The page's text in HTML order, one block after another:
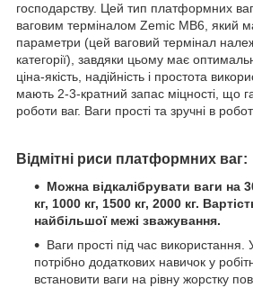
господарству. Цей тип платформних
ваговим терміналом Zemic MB6, який
параметри (цей ваговий термінал
категорії), завдяки цьому має
ціна-якість, надійність і простота
мають 2-3-кратний запас міцності, що
роботи ваг. Ваги прості та зручні в
Відмітні риси платформних ваг:
Можна відкалібрувати ваги на
кг, 1000 кг, 1500 кг, 2000 кг.
найбільшої межі зважування.
Ваги прості під час
потрібно додаткових навичок у
встановити ваги на рівну жорстку